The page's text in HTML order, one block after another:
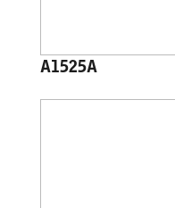
A1525A